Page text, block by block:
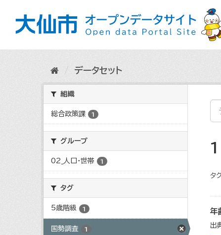
データセット
組織
総合政策課 1
グループ
02_人口・世帯 1
タグ
5歳階級 1
国勢調査 1
1
タ
年
出